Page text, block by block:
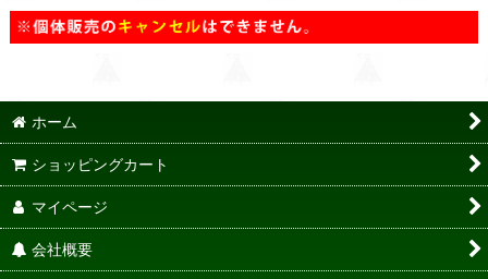
ホーム
ショッピングカート
マイページ
会社概要